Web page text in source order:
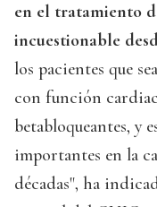
en el tratamiento
incuestionable
los pacientes que
con función
betabloqueantes, y
importantes en la
décadas", ha